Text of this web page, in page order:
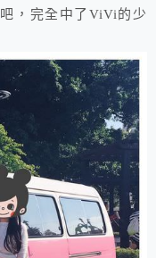
，完全中了ViVi的少